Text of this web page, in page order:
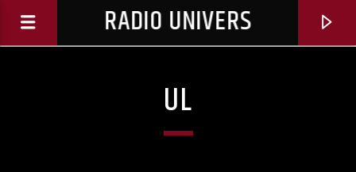
RADIO UNIVERS
UL